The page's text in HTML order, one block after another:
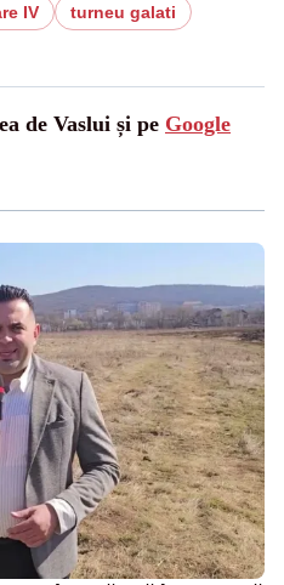
IV
turneu galati
de Vaslui și pe Google